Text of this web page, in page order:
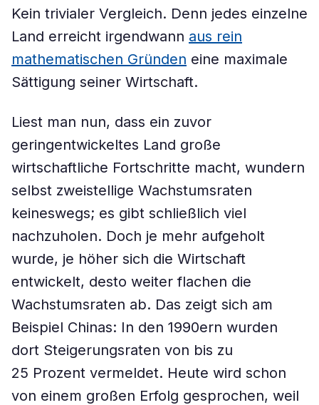
Kein trivialer Vergleich. Denn jedes einzelne
Land erreicht irgendwann aus rein
mathematischen Gründen eine maximale
Sättigung seiner Wirtschaft.
Liest man nun, dass ein zuvor
geringentwickeltes Land große
wirtschaftliche Fortschritte macht, wundern
selbst zweistellige Wachstumsraten
keineswegs; es gibt schließlich viel
nachzuholen. Doch je mehr aufgeholt
wurde, je höher sich die Wirtschaft
entwickelt, desto weiter flachen die
Wachstumsraten ab. Das zeigt sich am
Beispiel Chinas: In den 1990ern wurden
dort Steigerungsraten von bis zu
25 Prozent vermeldet. Heute wird schon
von einem großen Erfolg gesprochen, weil